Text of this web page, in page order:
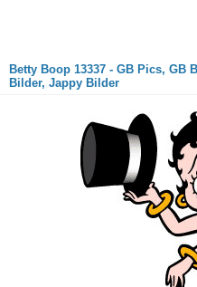
Betty Boop 13337 - GB Pics, GB
Bilder, Jappy Bilder